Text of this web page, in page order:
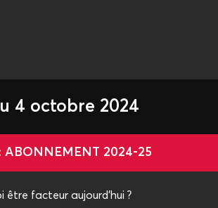
4 octobre 2024
ABONNEMENT 2024-25
être facteur aujourd’hui ?